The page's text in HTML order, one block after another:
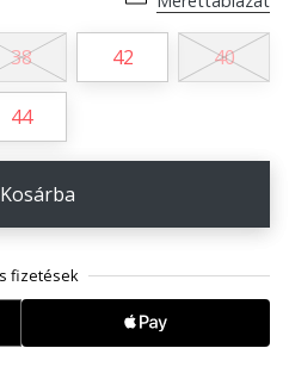
38 42 40
44
Kosárba